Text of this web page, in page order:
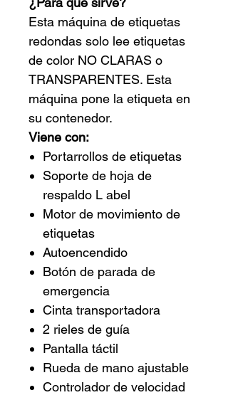
Esta máquina de etiquetas
redondas solo lee etiquetas
de color NO CLARAS o
TRANSPARENTES. Esta
máquina pone la etiqueta en
su contenedor.
Viene con:
Portarrollos de etiquetas
Soporte de hoja de
respaldo L abel
Motor de movimiento de
etiquetas
Autoencendido
Botón de parada de
emergencia
Cinta transportadora
2 rieles de guía
Pantalla táctil
Rueda de mano ajustable
Controlador de velocidad